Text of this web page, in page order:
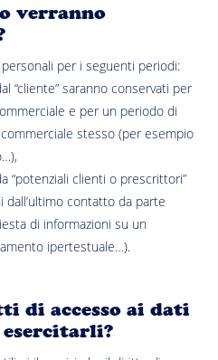
verranno
per i seguenti periodi:
“cliente” saranno conservati per
e per un periodo di
stesso (per esempio
“potenziali clienti o prescrittori”
contatto da parte
di informazioni su un
ipertestuale…).
di accesso ai dati
esercitarli?